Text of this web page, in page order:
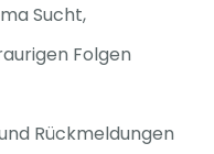
Sucht,
Folgen
Rückmeldungen